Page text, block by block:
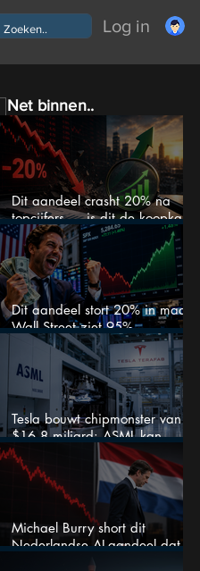
Log in
Net binnen..
Dit aandeel crasht 20% na
topcijfers — is dit de koopkans
waar beleggers op wachtten?
Dit aandeel stort 20% in maar
Wall Street ziet 95%
koerspotentieel
Tesla bouwt chipmonster van
$16,8 miljard: ASML kan
grote winnaar worden
Michael Burry short dit
Nederlandse AI-aandeel dat
maar liefst 684% groeit